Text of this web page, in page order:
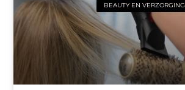
BEAUTY EN VERZORGING